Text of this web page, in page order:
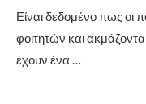
Είναι δεδομένο πως οι
φοιτητών και
έχουν ένα …